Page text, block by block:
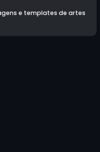
e templates de artes